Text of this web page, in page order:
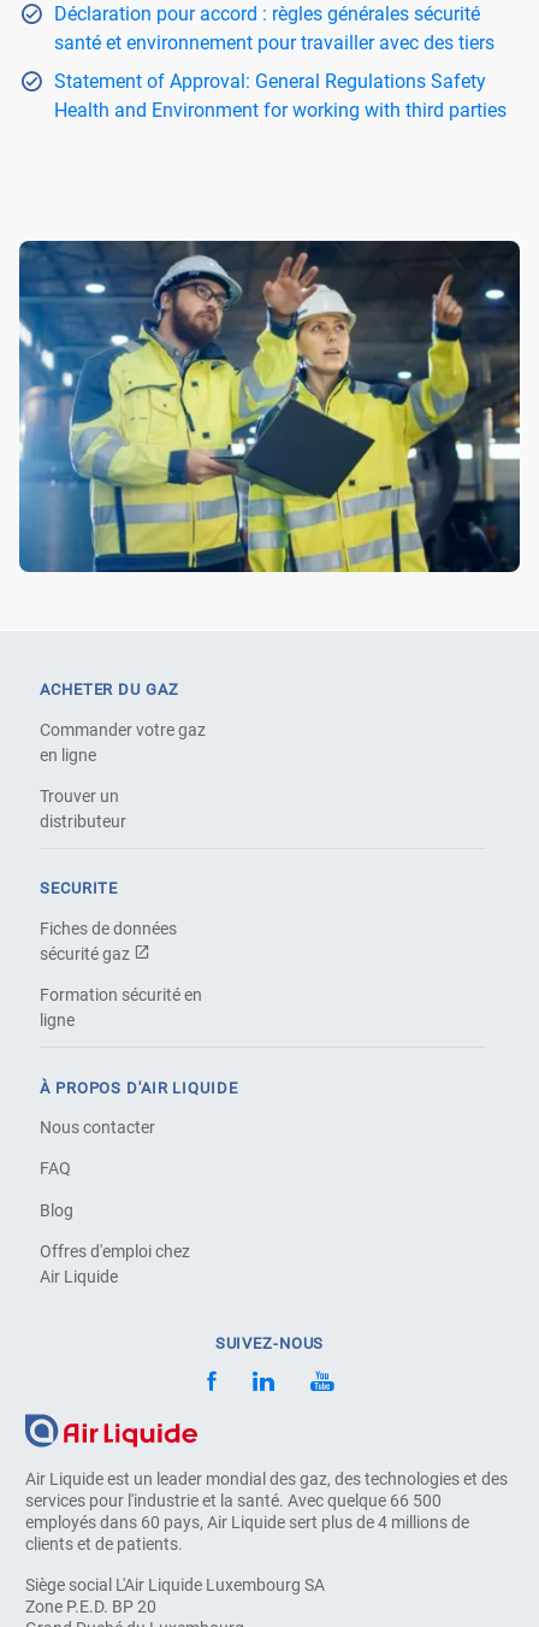
Déclaration pour accord : règles générales sécurité
santé et environnement pour travailler avec des tiers
Statement of Approval: General Regulations Safety
Health and Environment for working with third parties
Air Liquide est un leader mondial des gaz, des technologies et des
services pour l'industrie et la santé. Avec quelque 66 500
employés dans 60 pays, Air Liquide sert plus de 4 millions de
clients et de patients.
Siège social L'Air Liquide Luxembourg SA
Zone P.E.D. BP 20
ACHETER DU GAZ
Commander votre gaz
en ligne
Trouver un
distributeur
SECURITE
Fiches de données
sécurité gaz
Formation sécurité en
ligne
À PROPOS D'AIR LIQUIDE
Nous contacter
FAQ
Blog
Offres d'emploi chez
Air Liquide
SUIVEZ-NOUS